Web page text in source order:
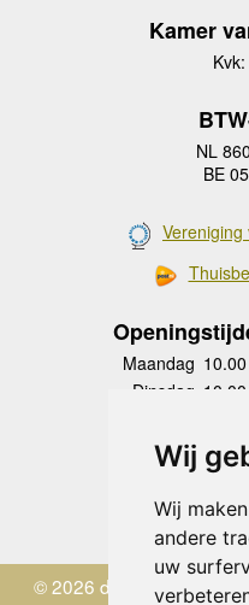
Wij
Wij
andere
uw
Kamer
NL
BE
Maandag
Dinsdag
Donderdag
Vrijdag
© 2026 de Zwerver